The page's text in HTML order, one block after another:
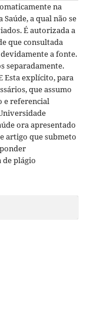
na
a qual não se
É autorizada a
que consultada
a fonte.
separadamente.
Esta explícito, para
que assumo
e referencial
ora apresentado
artigo que submeto
plágio